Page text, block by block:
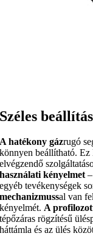
Széles
A hatékony gázrugó
könnyen beállítható. Ez
elvégzendő
használati kényelmet–
egyéb tevékenységek
mechanizmussal van
kényelmét.A
tépőzáras rögzítésű
háttámla és az ülés